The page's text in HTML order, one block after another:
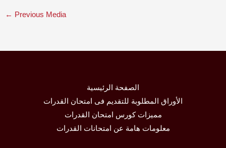
← Previous Media
الصفحة الرئيسية
الأوراق المطلوبة للتقديم فى امتحان القدرات
مميزات كورس امتحان القدرات
معلومات هامة عن امتحانات القدرات